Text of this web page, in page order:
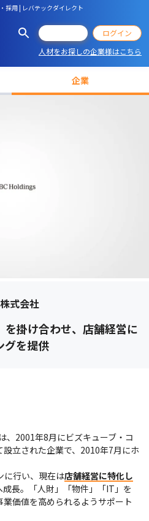
採用 | レバテックダイレクト
ログイン
人材をお探しの企業様はこちら
企業
式会社
を掛け合わせ、店舗経営に
グを提供
、2001年8月にビズキューブ・コ
立された企業で、2010年7月にホ
に行い、現在は店舗経営に特化し
成長。「人財」「物件」「IT」を
価値を高められるようサポート